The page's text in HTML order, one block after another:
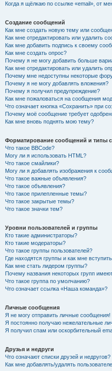
Когда я щёлкаю по ссылке «email», от
Создание сообщений
Как мне создать новую тему или
Как мне отредактировать или удалить
Как мне добавить подпись к своему
Как мне создать опрос?
Почему я не могу добавить больше
Как мне отредактировать или удалить
Почему мне недоступны некоторые
Почему я не могу добавлять вложения?
Почему я получил предупреждение?
Как мне пожаловаться на сообщения
Что означает кнопка «Сохранить» при
Почему моё сообщение требует
Как мне вновь поднять мою тему?
Форматирование сообщений и типы
Что такое BBCode?
Могу ли я использовать HTML?
Что такое смайлики?
Могу ли я добавлять изображения к
Что такое важные объявления?
Что такое объявления?
Что такое прилепленные темы?
Что такое закрытые темы?
Что такое значки тем?
Уровни пользователей и группы
Кто такие администраторы?
Кто такие модераторы?
Что такое группы пользователей?
Где находятся группы и как мне
Как мне стать лидером группы?
Почему названия некоторых групп
Что такое группа по умолчанию?
Что означает ссылка «Наша команда»?
Личные сообщения
Я не могу отправить личные сообщения!
Я постоянно получаю нежелательные
Я получил спам или оскорбительный
Друзья и недруги
Что означают списки друзей и недругов?
Как мне добавлять/удалять